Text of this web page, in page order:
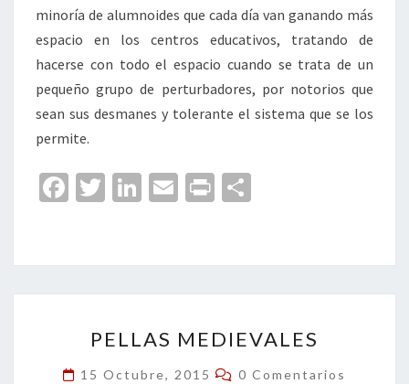
minoría de alumnoides que cada día van ganando más
espacio en los centros educativos, tratando de
hacerse con todo el espacio cuando se trata de un
pequeño grupo de perturbadores, por notorios que
sean sus desmanes y tolerante el sistema que se los
permite.
Fa
o
o
T
er
Li
dI
n
E
l
Pr
p
ar
tir
MEDIEVALES
PELLAS MEDIEVALES
15 Octubre, 2015 Comentarios
0 Comentarios